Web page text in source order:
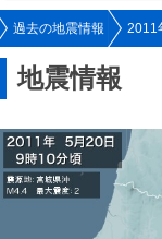
過去の地震情報 2011
地震情報